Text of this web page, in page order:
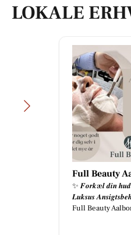
LOKALE
Full Beauty
✨ 𝑭𝒐𝒓𝒌æ𝒍 𝒅𝒊𝒏
𝑳𝒖𝒌𝒔𝒖𝒔
Full Beauty